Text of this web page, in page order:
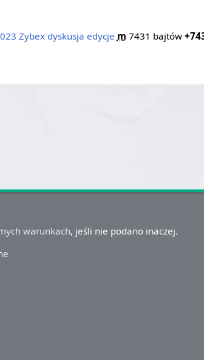
Zybex dyskusja edycje m 7431 bajtów
warunkach, jeśli nie podano inaczej.